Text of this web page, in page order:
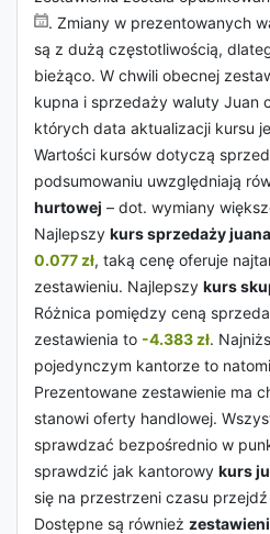
. Zmiany w prezentowanych
są z dużą częstotliwością,
bieżąco. W chwili obecnej
kupna i sprzedaży waluty Juan
których data aktualizacji kursu
Wartości kursów dotyczą
podsumowaniu uwzględniają
hurtowej – dot. wymiany
Najlepszy kurs sprzedaży
0.077 zł, taką cenę oferuje
zestawieniu. Najlepszy kurs
Różnica pomiędzy ceną
zestawienia to -4.383 zł.
pojedynczym kantorze to
Prezentowane zestawienie ma
stanowi oferty handlowej.
sprawdzać bezpośrednio w
sprawdzić jak kantorowy kurs
się na przestrzeni czasu przejdź
Dostępne są również